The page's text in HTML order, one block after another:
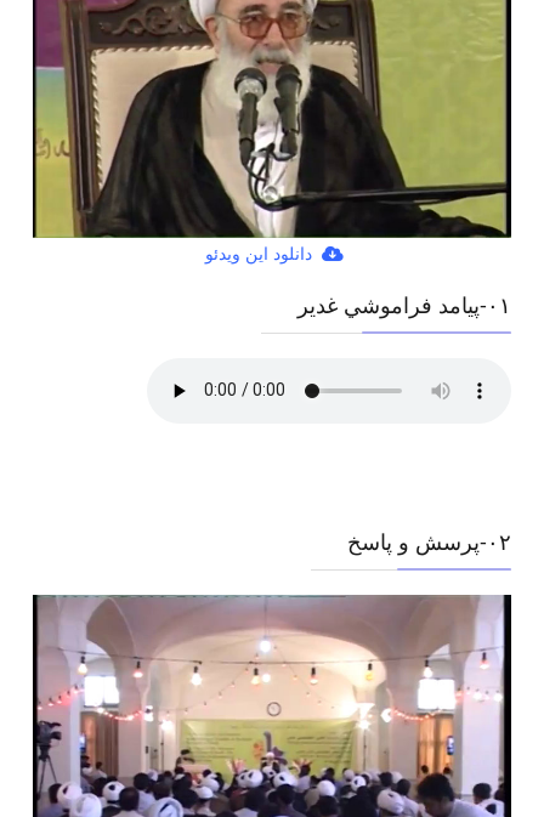
دانلود این ویدئو
۰١-پيامد فراموشي غدير
۰٢-پرسش و پاسخ